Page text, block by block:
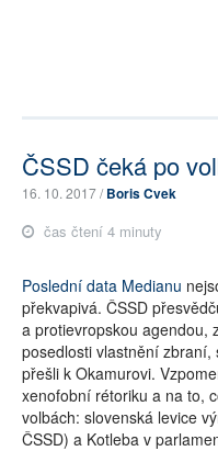
ČSSD čeká po
16. 10. 2017 /Boris Cvek
čas čtení 4 minuty
Poslední data Medianu
překvapivá. ČSSD
a protievropskou agendou,
posedlosti vlastnění zbraní,
přešli k Okamurovi.
xenofobní rétoriku a na to,
volbách: slovenská levice
ČSSD) a Kotleba v